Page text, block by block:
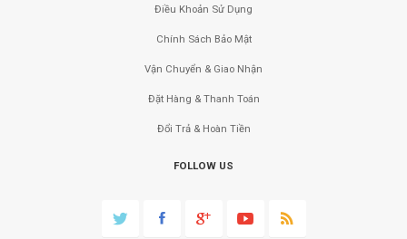
Điều Khoản Sử Dụng
Chính Sách Bảo Mật
Vận Chuyển & Giao Nhận
Đặt Hàng & Thanh Toán
Đổi Trả & Hoàn Tiền
FOLLOW US